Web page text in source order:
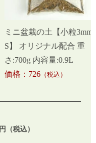
ミニ盆栽の土【小粒3mm-
S】 オリジナル配合 重
さ:700g 内容量:0.9L
価格：726 （税込）
円（税込）